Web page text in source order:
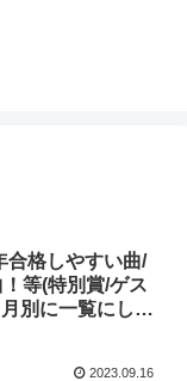
合格しやすい曲/
等(特別賞/ゲス
別に一覧にしま
2023.09.16